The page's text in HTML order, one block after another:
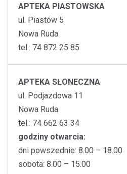
APTEKA PIASTOWSKA
ul. Piastów 5
Nowa Ruda
tel.: 74 872 25 85
APTEKA SŁONECZNA
ul. Podjazdowa 11
Nowa Ruda
tel.: 74 662 63 34
godziny otwarcia:
dni powszednie: 8.00 – 18.00
sobota: 8.00 – 15.00